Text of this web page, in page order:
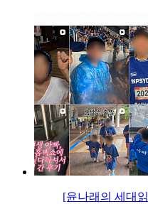
[윤나래의 세대